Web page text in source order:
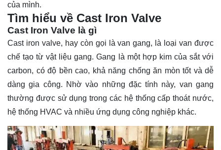
của mình.
Tìm hiểu về Cast Iron Valve
Cast Iron Valve là gì
Cast iron valve, hay còn gọi là van gang, là loại van được
chế tạo từ vật liệu gang. Gang là một hợp kim của sắt với
carbon, có độ bền cao, khả năng chống ăn mòn tốt và dễ
dàng gia công. Nhờ vào những đặc tính này, van gang
thường được sử dụng trong các hệ thống cấp thoát nước,
hệ thống HVAC và nhiều ứng dụng công nghiệp khác.